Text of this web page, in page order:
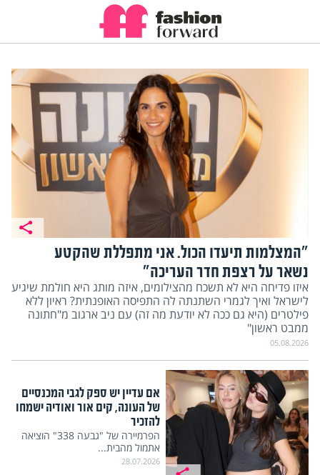
"המצלמות תיעדו הכול. אני מתפללת שהקטע
נשאר על רצפת חדר העריכה"
איזו פדיחה היא לא תשכח מהצילומים, איזה מותג היא חולמת שיגיע
לישראל ואיך לגמרי השתנתה לה התפיסה האופנתית? ראיון ללא
פילטרים (היא גם ככה לא יודעת מה זה) עם ניב ארגוב מ"חתונה
ממבט ראשון"
05.08.2026
אם עדיין יש ספק לגבי המכנסיים
של העונה, קים אור ואודיה ישמחו
להזכיר
הפרמיירה של "גבעה 338" הוציאה
אתמול מהבית...
28.07.2026